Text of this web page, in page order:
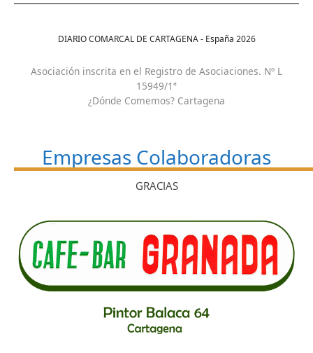
DIARIO COMARCAL DE CARTAGENA - España 2026
Asociación inscrita en el Registro de Asociaciones. Nº L
15949/1ª
¿Dónde Comemos? Cartagena
Empresas Colaboradoras
GRACIAS